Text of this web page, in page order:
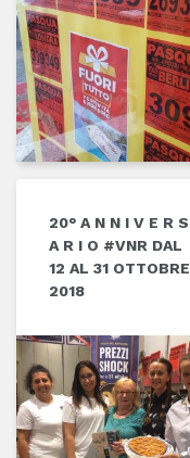
20° A N N I V E R S
A R I O #VNR DAL
12 AL 31 OTTOBRE
2018